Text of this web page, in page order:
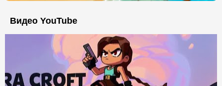
Видео YouTube